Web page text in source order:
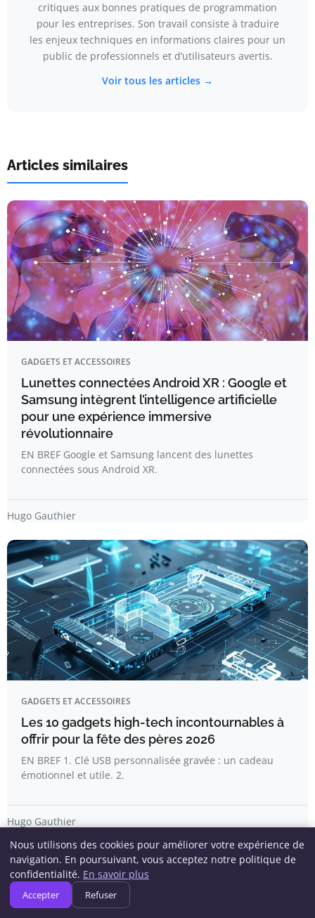
critiques aux bonnes pratiques de programmation
pour les entreprises. Son travail consiste à traduire
les enjeux techniques en informations claires pour un
public de professionnels et d’utilisateurs avertis.
Voir tous les articles →
Articles similaires
GADGETS ET ACCESSOIRES
Lunettes connectées Android XR : Google et
Samsung intègrent l’intelligence artificielle
pour une expérience immersive
révolutionnaire
EN BREF Google et Samsung lancent des lunettes
connectées sous Android XR.
Hugo Gauthier
GADGETS ET ACCESSOIRES
Les 10 gadgets high-tech incontournables à
offrir pour la fête des pères 2026
EN BREF 1. Clé USB personnalisée gravée : un cadeau
émotionnel et utile. 2.
Hugo Gauthier
Nous utilisons des cookies pour améliorer votre expérience de
navigation. En poursuivant, vous acceptez notre politique de
confidentialité. En savoir plus
Accepter Refuser